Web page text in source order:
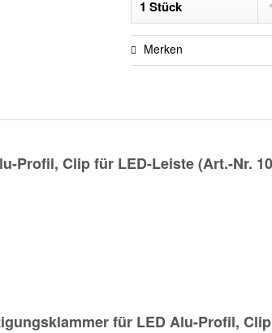
Merken
Profil, Clip für LED-Leiste (Art.-Nr.
für LED Alu-Profil,